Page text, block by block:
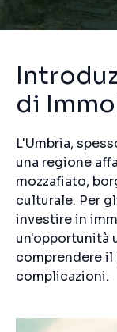
di
L'Umbria,
una regione
mozzafiato,
culturale. Per
investire in
un'opportunità
comprendere
complicazioni.